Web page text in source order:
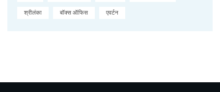
श्रीलंका बॉक्स ऑफिस एवर्टन